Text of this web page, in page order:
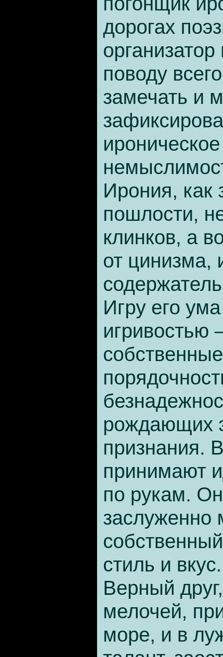
дорогах
поводу
замечать и
Ирония, как
пошлости,
клинков, а
от цинизма,
Игру его
игривостью
рождающих
признания.
принимают
по рукам.
заслуженно
стиль и вкус.
Верный
мелочей,
море, и в